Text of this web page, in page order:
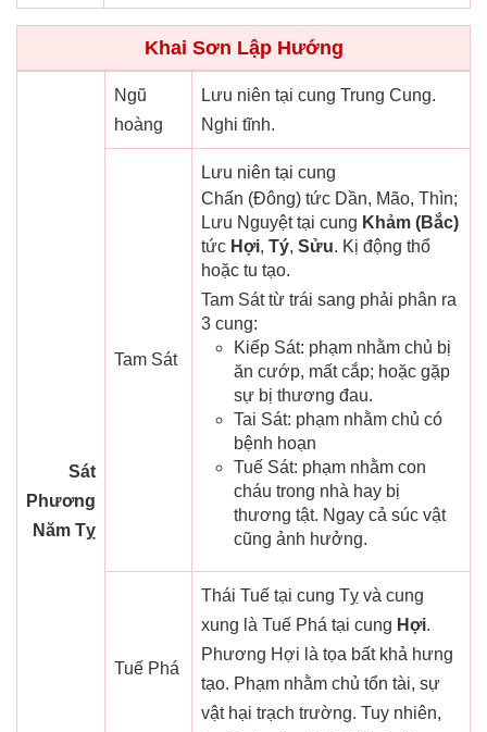
Khai Sơn Lập Hướng
Sát
Phương
Năm Tỵ
Ngũ
hoàng
Lưu niên tại cung Trung Cung.
Nghi tĩnh.
Tam Sát
Lưu niên tại cung
Chấn (Đông) tức Dần, Mão, Thìn;
Lưu Nguyệt tại cung Khảm (Bắc)
tức Hợi, Tý, Sửu. Kị động thổ
hoặc tu tạo.
Tam Sát từ trái sang phải phân ra
3 cung:
Kiếp Sát: phạm nhằm chủ bị
ăn cướp, mất cắp; hoặc gặp
sự bị thương đau.
Tai Sát: phạm nhằm chủ có
bệnh hoạn
Tuế Sát: phạm nhằm con
cháu trong nhà hay bị
thương tật. Ngay cả súc vật
cũng ảnh hưởng.
Tuế Phá
Thái Tuế tại cung Tỵ và cung
xung là Tuế Phá tại cung Hợi.
Phương Hợi là tọa bất khả hưng
tạo. Phạm nhằm chủ tổn tài, sự
vật hại trạch trường. Tuy nhiên,